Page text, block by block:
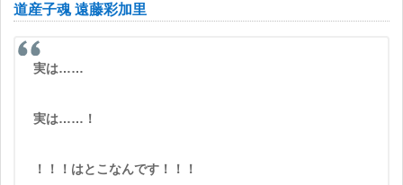
道産子魂 遠藤彩加里
実は……
実は……！
！！！はとこなんです！！！